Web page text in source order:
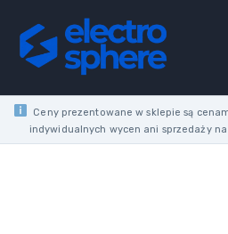
content
Ceny prezentowane w sklepie są
indywidualnych wycen ani sprzedaży